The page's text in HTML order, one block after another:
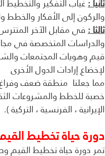
والركون إلى الأفكار والخطط
ثالثا : في مقابل الآخر
والدراسات المتخصصة في
قيم وهويات المجتمعات
لإخضاع إرادات الدول الأخرى
مما جعلنا  منطقة ضعف
خصبة للخطط والمشروعات
الإيرانية ، الفرنسية ، التركية ).
دورة حياة تخطيط
تمر دورة حياة تخطيط القيم